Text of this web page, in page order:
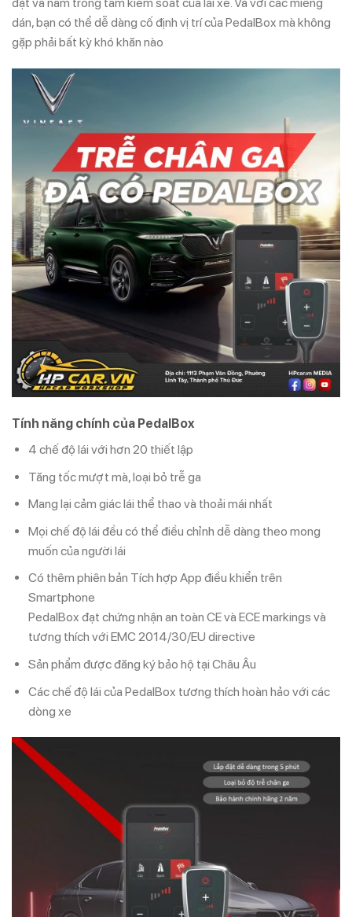
đặt và nằm trong tầm kiểm soát của lái xe. Và với các miếng
dán, bạn có thể dễ dàng cố định vị trí của PedalBox mà không
gặp phải bất kỳ khó khăn nào
Tính năng chính của PedalBox
4 chế độ lái với hơn 20 thiết lập
Tăng tốc mượt mà, loại bỏ trễ ga
Mang lại cảm giác lái thể thao và thoải mái nhất
Mọi chế độ lái đều có thể điều chỉnh dễ dàng theo mong
muốn của người lái
Có thêm phiên bản Tích hợp App điều khiển trên
Smartphone
PedalBox đạt chứng nhận an toàn CE và ECE markings và
tương thích với EMC 2014/30/EU directive
Sản phẩm được đăng ký bảo hộ tại Châu Âu
Các chế độ lái của PedalBox tương thích hoàn hảo với các
dòng xe